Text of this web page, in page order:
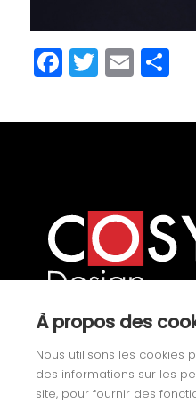
Facebook
Twitter
Email
Nos
Yachting
À propos des
Nous utilisons les cookies
des informations sur les
site, pour fournir des